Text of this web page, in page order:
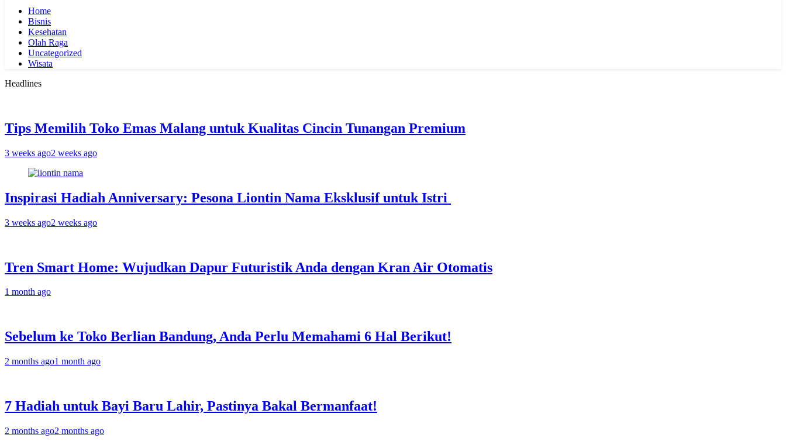
Home
Bisnis
Kesehatan
Olah Raga
Uncategorized
Wisata
Headlines
Tips Memilih Toko Emas Malang untuk Kualitas Cincin Tunangan Premium
3 weeks ago2 weeks ago
Inspirasi Hadiah Anniversary: Pesona Liontin Nama Eksklusif untuk Istri
3 weeks ago2 weeks ago
Tren Smart Home: Wujudkan Dapur Futuristik Anda dengan Kran Air Otomatis
1 month ago
Sebelum ke Toko Berlian Bandung, Anda Perlu Memahami 6 Hal Berikut!
2 months ago1 month ago
7 Hadiah untuk Bayi Baru Lahir, Pastinya Bakal Bermanfaat!
2 months ago2 months ago